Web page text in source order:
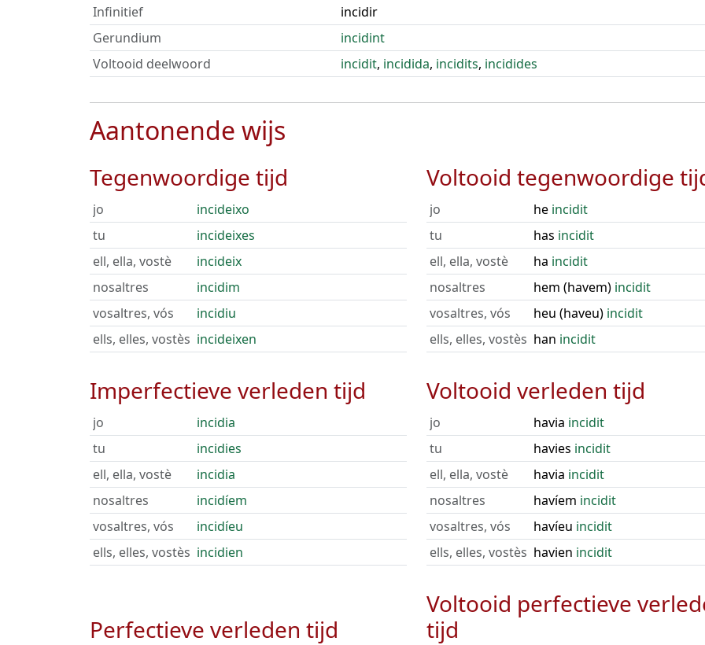
Infinitief
incidir
Gerundium
incidint
Voltooid deelwoord
incidit, incidida, incidits, incidides
Aantonende wijs
Tegenwoordige tijd
jo
incideixo
tu
incideixes
ell, ella, vostè
incideix
nosaltres
incidim
vosaltres, vós
incidiu
ells, elles, vostès incideixen
Imperfectieve verleden tijd
jo
incidia
tu
incidies
ell, ella, vostè
incidia
nosaltres
incidíem
vosaltres, vós
incidíeu
ells, elles, vostès incidien
Perfectieve verleden tijd
Voltooid tegenwoordige
jo he incidit
tu
has incidit
ell, ella, vostè
ha incidit
nosaltres
hem (havem) incidit
vosaltres, vós
heu (haveu) incidit
ells, elles, vostès han incidit
Voltooid verleden tijd
jo havia incidit
tu
havies incidit
ell, ella, vostè
havia incidit
nosaltres
havíem incidit
vosaltres, vós
havíeu incidit
ells, elles, vostès havien incidit
Voltooid perfectieve
tijd